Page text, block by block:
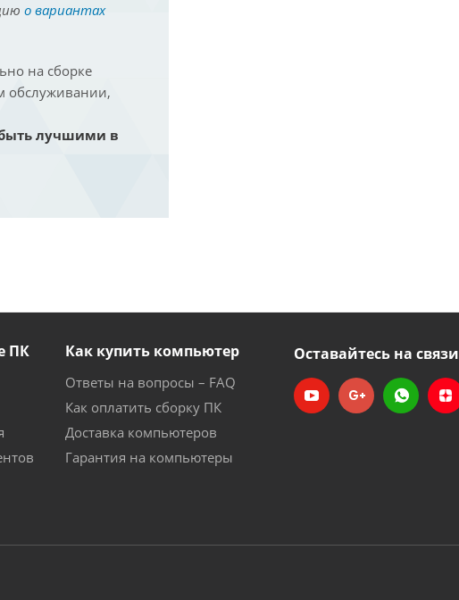
о вариантах
на сборке
обслуживании,
лучшими в
ПК Как купить компьютер
Ответы на вопросы – FAQ
Как оплатить сборку ПК
Доставка компьютеров
Гарантия на компьютеры
Оставайтесь на связи